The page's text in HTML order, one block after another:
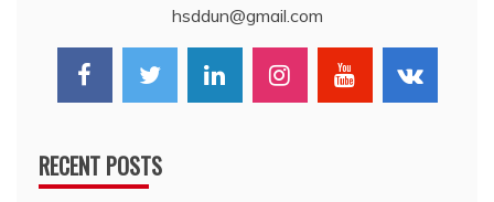
hsddun@gmail.com
RECENT POSTS